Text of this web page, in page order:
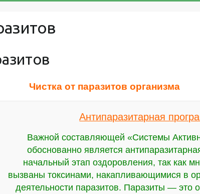
Чистка от паразитов организма
Антипаразитарная
Важной составляющей «Системы
обоснованно является
начальный этап оздоровления, так как
вызваны токсинами, накапливающимися в
деятельности паразитов. Паразиты — это